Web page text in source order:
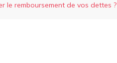
le remboursement de vos dettes ?